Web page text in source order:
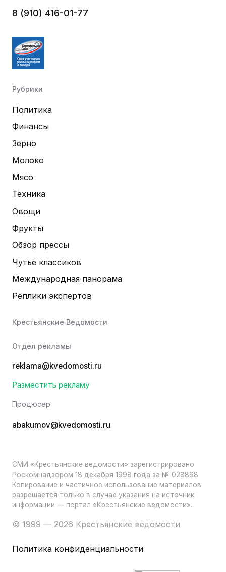
8 (910) 416-01-77
Рубрики
Политика
Финансы
Зерно
Молоко
Мясо
Техника
Овощи
Фрукты
Обзор прессы
Чутьё классиков
Международная панорама
Реплики экспертов
Крестьянские Ведомости
Отдел рекламы
reklama@kvedomosti.ru
Разместить рекламу
Продюсер
abakumov@kvedomosti.ru
СМИ «Крестьянские ведомости» зарегистрировано
Роскомнадзором 18 декабря 1998 года за № 028868
Копирование и частичное использование материалов
разрешается только в случае указания на источник
информации — портал «Крестьянские ведомости».
© 1999 — 2026 Крестьянские ведомости
Политика конфиденциальности